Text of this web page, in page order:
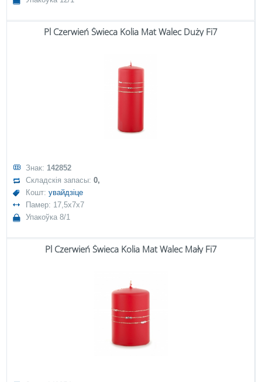
Pl Czerwień Świeca Kolia Mat Walec Duży Fi7
Знак: 142852
Складскія запасы:0,
Кошт:увайдзіце
Памер: 17,5x7x7
Упакоўка 8/1
Pl Czerwień Świeca Kolia Mat Walec Mały Fi7